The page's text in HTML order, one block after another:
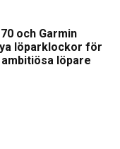
och Garmin
löparklockor för
löpare